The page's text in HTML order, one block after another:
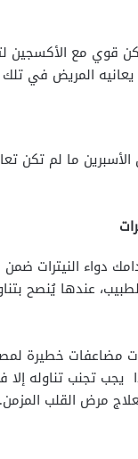
قوي مع الأكسجين
المريض في تلك
من الأسبرين ما لم
دواء النيترات ضمن
عندها يُنصح
مضاعفات خطيرة
يجب تجنب تناوله
مرض القلب المزمن.